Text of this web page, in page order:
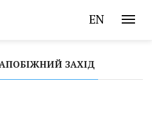
EN
ЗАХІД